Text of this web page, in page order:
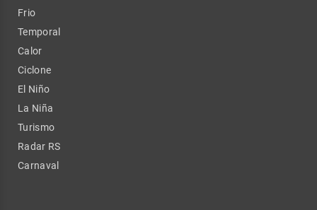
Frio
Temporal
Calor
Ciclone
El Niño
La Niña
Turismo
Radar RS
Carnaval